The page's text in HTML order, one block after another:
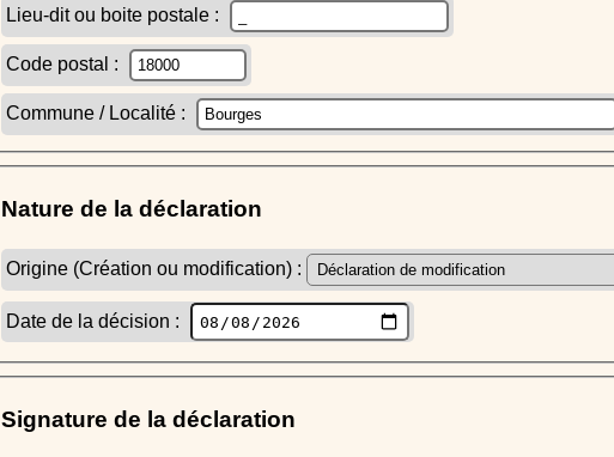
Lieu-dit ou boite postale :
Code postal :
Commune / Localité :
Nature de la déclaration
Origine (Création ou modification) :
Date de la décision :
Signature de la déclaration